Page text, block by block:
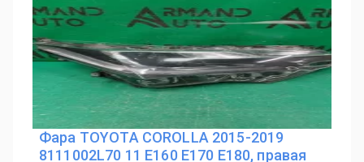
Фара TOYOTA COROLLA 2015-2019
8111002L70 11 E160 E170 E180, правая